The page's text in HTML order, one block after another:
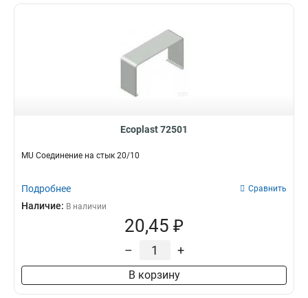
Ecoplast 72501
MU Соединение на стык 20/10
Подробнее Сравнить
Наличие: В наличии
20,45 ₽
– +
В корзину